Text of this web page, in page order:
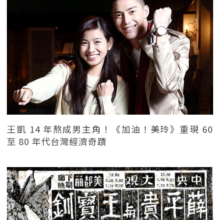
王凱 14 年熬成男主角！《加油！美玲》重現 60
至 80 年代台灣經濟奇蹟